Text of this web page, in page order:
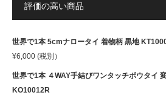
評価の高い商品
世界で1本 5cmナロータイ 着物柄 黒地
¥6,000 (税別）
世界で1本 ４WAY手結びワンタッチボウタイ
KO10012R